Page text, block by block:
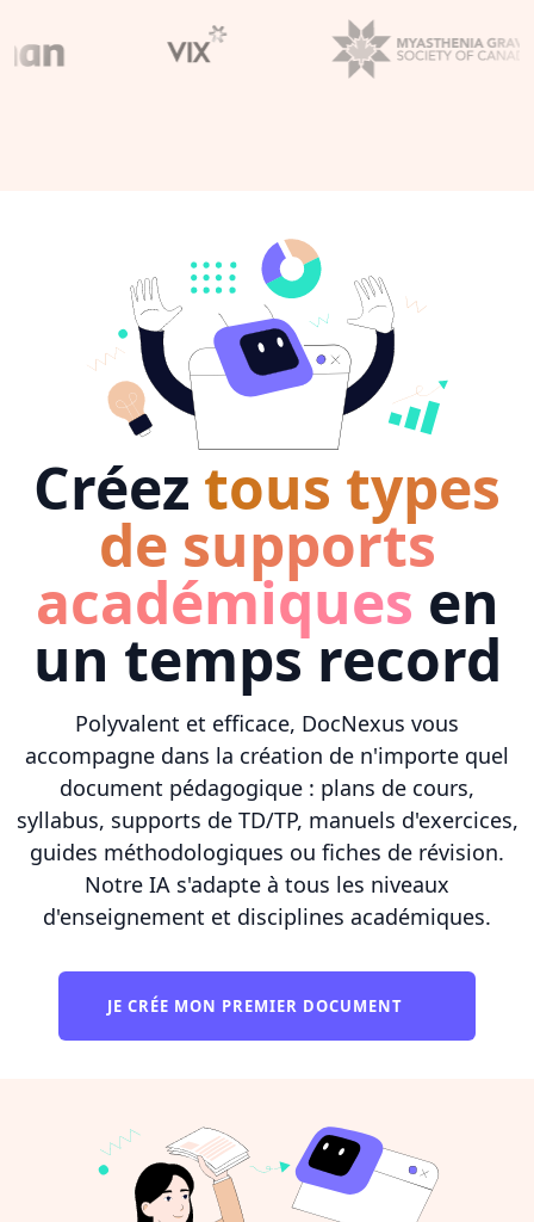
Créez tous types
de supports
académiques en
un temps record
Polyvalent et efficace, DocNexus vous
accompagne dans la création de n'importe quel
document pédagogique : plans de cours,
syllabus, supports de TD/TP, manuels d'exercices,
guides méthodologiques ou fiches de révision.
Notre IA s'adapte à tous les niveaux
d'enseignement et disciplines académiques.
JE CRÉE MON PREMIER DOCUMENT